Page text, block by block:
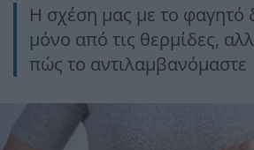
Η σχέση μας με το φαγητό
μόνο από τις θερμίδες,
πώς το αντιλαμβανόμαστε